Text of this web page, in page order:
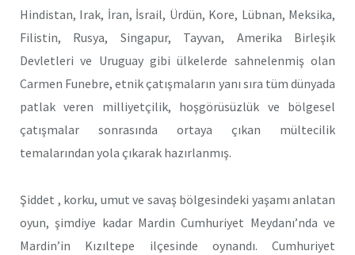
Hindistan, Irak, İran, İsrail, Ürdün, Kore, Lübnan, Meksika,
Filistin, Rusya, Singapur, Tayvan, Amerika Birleşik
Devletleri ve Uruguay gibi ülkelerde sahnelenmiş olan
Carmen Funebre, etnik çatışmaların yanı sıra tüm dünyada
patlak veren milliyetçilik, hoşgörüsüzlük ve bölgesel
çatışmalar sonrasında ortaya çıkan mültecilik
temalarından yola çıkarak hazırlanmış.
Şiddet , korku, umut ve savaş bölgesindeki yaşamı anlatan
oyun, şimdiye kadar Mardin Cumhuriyet Meydanı’nda ve
Mardin’in Kızıltepe ilçesinde oynandı. Cumhuriyet